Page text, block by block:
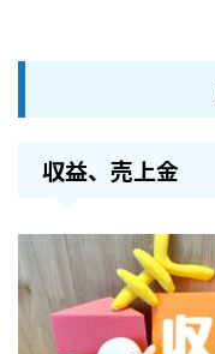
収益、売上金